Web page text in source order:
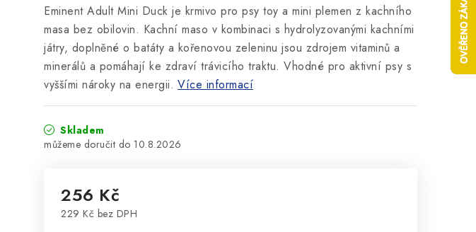
Eminent Adult Mini Duck je krmivo pro psy toy a mini plemen z kachního
masa bez obilovin. Kachní maso v kombinaci s hydrolyzovanými kachními
játry, doplněné o batáty a kořenovou zeleninu jsou zdrojem vitaminů a
minerálů a pomáhají ke zdraví trávicího traktu. Vhodné pro aktivní psy s
vyššími nároky na energii. Více informací
Skladem
10.8.2026
256 Kč
229 Kč bez DPH